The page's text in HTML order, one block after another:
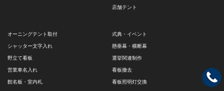
店舗テント
オーニングテント取付
シャッター文字入れ
野立て看板
営業車名入れ
館名板・室内札
式典・イベント
懸垂幕・横断幕
選挙関連制作
看板撤去
看板照明灯交換